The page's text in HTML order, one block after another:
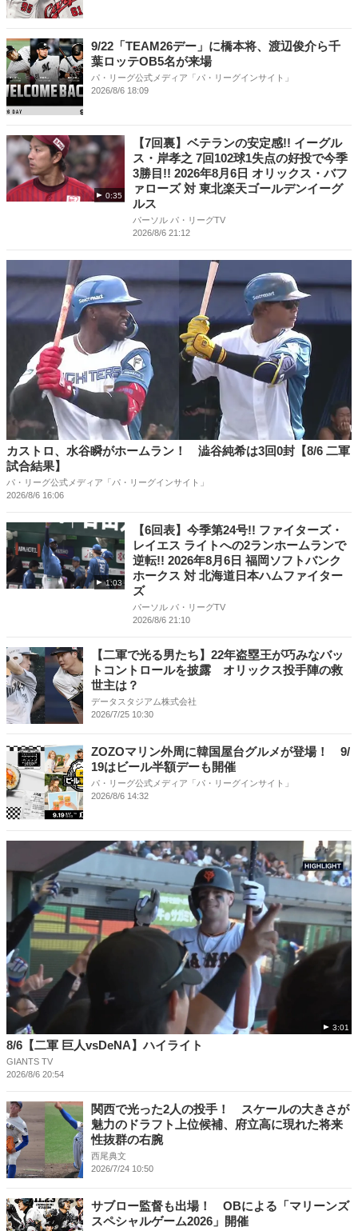
9/22「TEAM26デー」に橋本将、渡辺俊介ら千
葉ロッテOB5名が来場
パ・リーグ公式メディア「パ・リーグインサイト」
2026/8/6 18:09
0:35
【7回裏】ベテランの安定感!! イーグル
ス・岸孝之 7回102球1失点の好投で今季
3勝目!! 2026年8月6日 オリックス・バフ
ァローズ 対 東北楽天ゴールデンイーグ
ルス
パーソル パ・リーグTV
2026/8/6 21:12
カストロ、水谷瞬がホームラン！ 澁谷純希は3回0封【8/6 二軍
試合結果】
パ・リーグ公式メディア「パ・リーグインサイト」
2026/8/6 16:06
1:03
【6回表】今季第24号!! ファイターズ・
レイエス ライトへの2ランホームランで
逆転!! 2026年8月6日 福岡ソフトバンク
ホークス 対 北海道日本ハムファイター
ズ
パーソル パ・リーグTV
2026/8/6 21:10
【二軍で光る男たち】22年盗塁王が巧みなバッ
トコントロールを披露 オリックス投手陣の救
世主は？
データスタジアム株式会社
2026/7/25 10:30
ZOZOマリン外周に韓国屋台グルメが登場！ 9/
19はビール半額デーも開催
パ・リーグ公式メディア「パ・リーグインサイト」
2026/8/6 14:32
3:01
8/6【二軍 巨人vsDeNA】ハイライト
GIANTS TV
2026/8/6 20:54
関西で光った2人の投手！ スケールの大きさが
魅力のドラフト上位候補、府立高に現れた将来
性抜群の右腕
西尾典文
2026/7/24 10:50
サブロー監督も出場！ OBによる「マリーンズ
スペシャルゲーム2026」開催